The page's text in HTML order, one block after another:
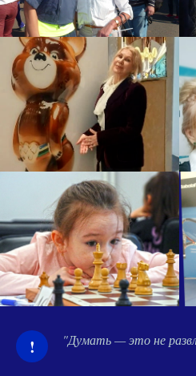
! "Думать — это не